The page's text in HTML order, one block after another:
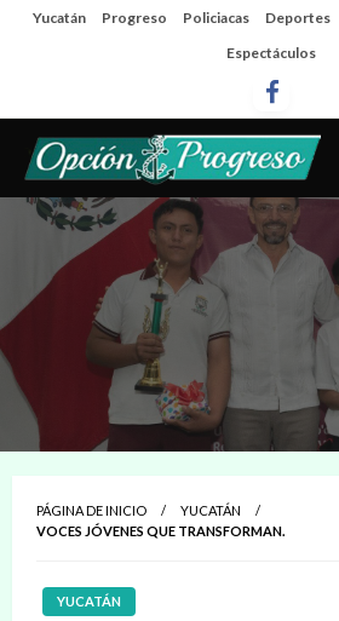
SaltaYucatán Progreso Policiacas Deportes
Espectáculos
Opción Progreso
Las noticias del día a día del puerto
PÁGINA DE INICIO
YUCATÁN
VOCES JÓVENES QUE TRANSFORMAN.
YUCATÁN